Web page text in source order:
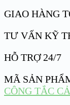
GIAO HÀNG
TƯ VẤN KỸ
HỖ TRỢ 24/7
MÃ SẢN
CÔNG TẮC